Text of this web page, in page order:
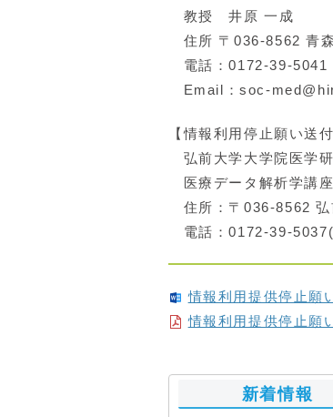
教授 井原 一成
住所 〒036-8562 青
電話：0172-39-5041
Email：soc-
【情報利用停止願い送付
弘前大学大学院医学
医療データ解析学講
住所：〒036-8562 弘
電話：0172-39-
情報利用提供停止願
情報利用提供停止願
新着情報